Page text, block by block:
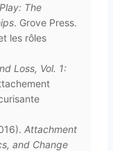
The
. Grove Press.
les rôles
Loss, Vol. 1:
Attachment
and Change